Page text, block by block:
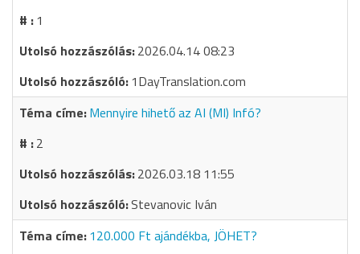
1
2026.04.14 08:23
1DayTranslation.com
Mennyire hihető az AI (MI) Infó?
2
2026.03.18 11:55
Stevanovic Iván
120.000 Ft ajándékba, JÖHET?